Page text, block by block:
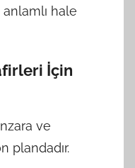
hale
İçin
ve
plandadır.